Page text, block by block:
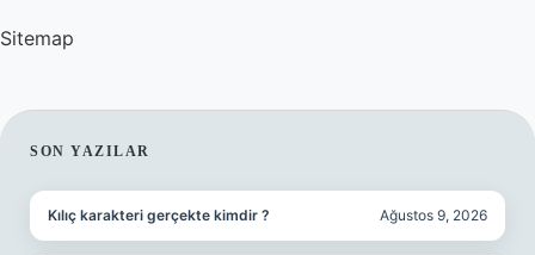
Sitemap
SIDEBAR
SON YAZILAR
Kılıç karakteri gerçekte kimdir ? Ağustos 9, 2026